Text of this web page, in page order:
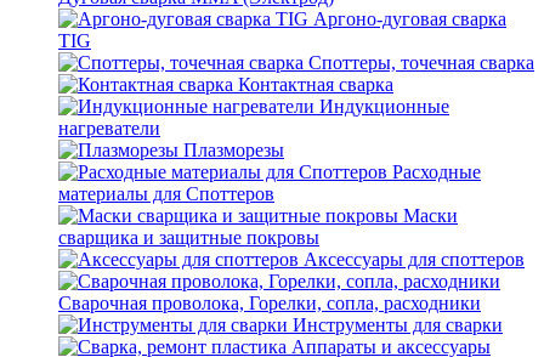
Аргоно-дуговая сварка
TIG
Споттеры, точечная сварка
Контактная сварка
Индукционные
нагреватели
Плазморезы
Расходные
материалы для Споттеров
Маски
сварщика и защитные покровы
Аксессуары для споттеров
Сварочная проволока, Горелки, сопла, расходники
Инструменты для сварки